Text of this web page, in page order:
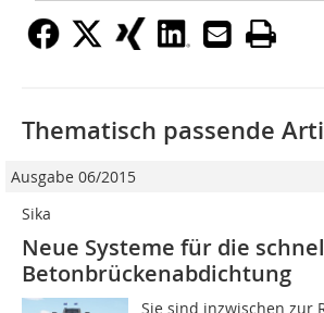
Thematisch passende
Ausgabe 06/2015
Sika
Neue Systeme für die
Betonbrückenabdichtung
Sie sind inzwischen zur